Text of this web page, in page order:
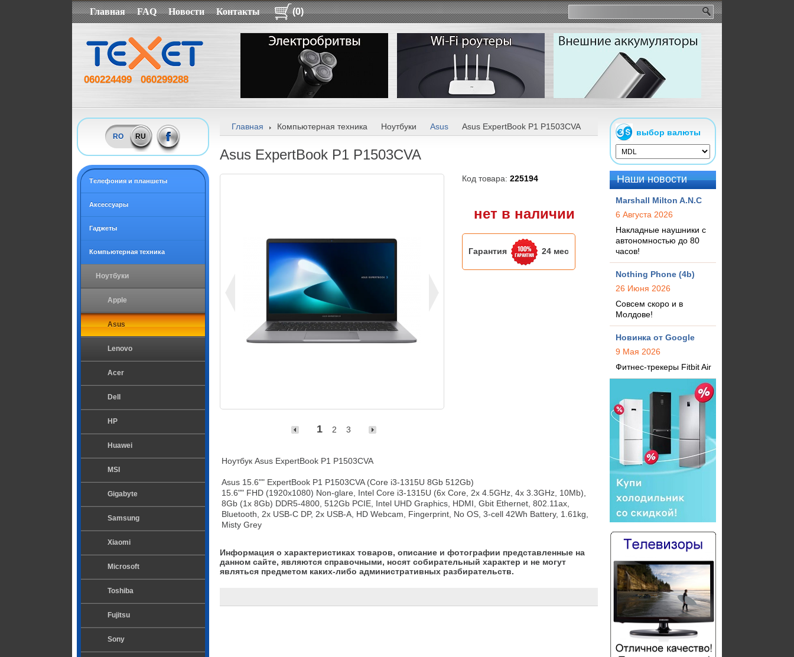
Главная FAQ Новости Контакты (0)
060224499 060299288
RO RU
Tелефония и планшеты
Аксессуары
Гаджеты
Компьютерная техника
Ноутбуки
Apple
Asus
Lenovo
Acer
Dell
HP
Huawei
MSI
Gigabyte
Samsung
Xiaomi
Microsoft
Toshiba
Fujitsu
Sony
Главная Компьютерная техника Ноутбуки Asus Asus ExpertBook P1 P1503CVA
Asus ExpertBook P1 P1503CVA
Код товара: 225194
нет в наличии
Гарантия 24 мес
1 2 3
Ноутбук Asus ExpertBook P1 P1503CVA
Asus 15.6"" ExpertBook P1 P1503CVA (Core i3-1315U 8Gb 512Gb)
15.6"" FHD (1920x1080) Non-glare, Intel Core i3-1315U (6x Core, 2x 4.5GHz, 4x 3.3GHz, 10Mb),
8Gb (1x 8Gb) DDR5-4800, 512Gb PCIE, Intel UHD Graphics, HDMI, Gbit Ethernet, 802.11ax,
Bluetooth, 2x USB-C DP, 2x USB-A, HD Webcam, Fingerprint, No OS, 3-cell 42Wh Battery, 1.61kg,
Misty Grey
Информация о характеристиках товаров, описание и фотографии представленные на
данном сайте, являются справочными, носят собирательный характер и не могут
являться предметом каких-либо административных разбирательств.
выбор валюты
Наши новости
Marshall Milton A.N.C
6 Августа 2026
Накладные наушники с
автономностью до 80
часов!
Nothing Phone (4b)
26 Июня 2026
Совсем скоро и в
Молдове!
Новинка от Google
9 Мая 2026
Фитнес-трекеры Fitbit Air